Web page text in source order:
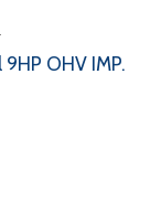
OHV IMP.